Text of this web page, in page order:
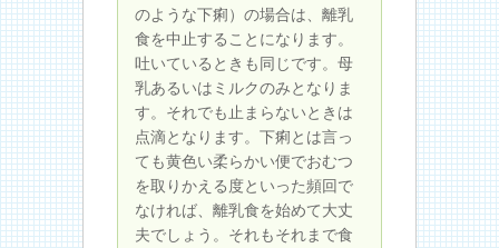
のような下痢）の場合は、離乳
食を中止することになります。
吐いているときも同じです。母
乳あるいはミルクのみとなりま
す。それでも止まらないときは
点滴となります。下痢とは言っ
ても黄色い柔らかい便でおむつ
を取りかえる度といった頻回で
なければ、離乳食を始めて大丈
夫でしょう。それもそれまで食